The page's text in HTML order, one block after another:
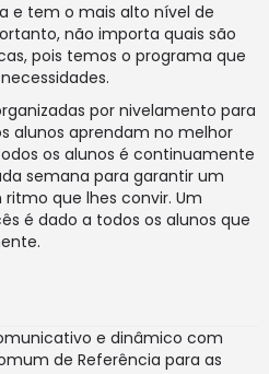
e tem o mais alto nível de
não importa quais são
pois temos o programa que
por nivelamento para
alunos aprendam no melhor
os alunos é continuamente
semana para garantir um
que lhes convir. Um
é dado a todos os alunos que
e dinâmico com
de Referência para as